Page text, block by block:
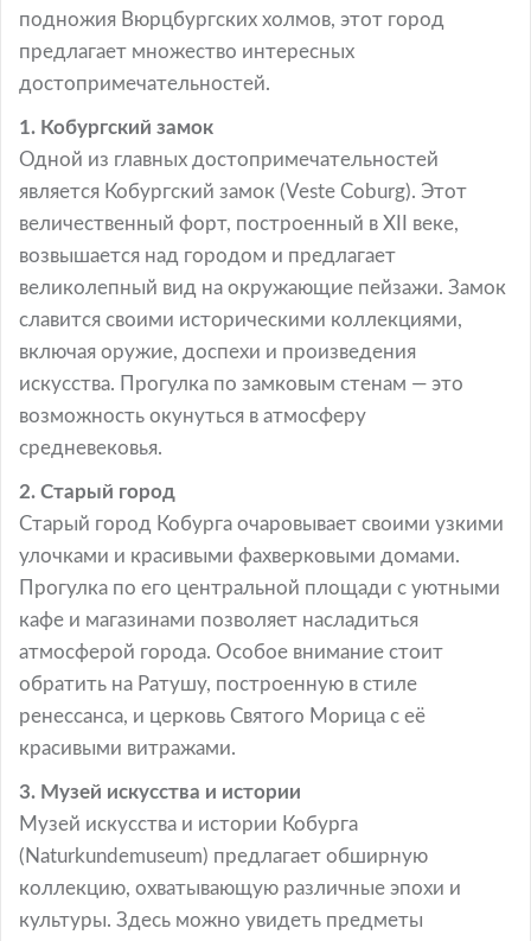
подножия Вюрцбургских холмов, этот город
предлагает множество интересных
достопримечательностей.
1. Кобургский замок
Одной из главных достопримечательностей
является Кобургский замок (Veste Coburg). Этот
величественный форт, построенный в XII веке,
возвышается над городом и предлагает
великолепный вид на окружающие пейзажи. Замок
славится своими историческими коллекциями,
включая оружие, доспехи и произведения
искусства. Прогулка по замковым стенам — это
возможность окунуться в атмосферу
средневековья.
2. Старый город
Старый город Кобурга очаровывает своими узкими
улочками и красивыми фахверковыми домами.
Прогулка по его центральной площади с уютными
кафе и магазинами позволяет насладиться
атмосферой города. Особое внимание стоит
обратить на Ратушу, построенную в стиле
ренессанса, и церковь Святого Морица с её
красивыми витражами.
3. Музей искусства и истории
Музей искусства и истории Кобурга
(Naturkundemuseum) предлагает обширную
коллекцию, охватывающую различные эпохи и
культуры. Здесь можно увидеть предметы